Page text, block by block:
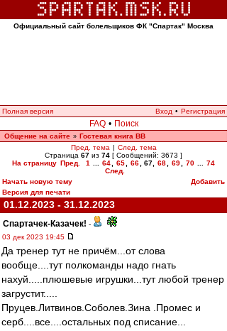
Официальный сайт болельщиков ФК "Спартак" Москва
Полная версия Вход • Регистрация
FAQ • Поиск
Общение на сайте » Гостевая книга ВВ
Пред. тема | След. тема
Страница 67 из 74 [ Сообщений: 3673 ]
На страницу Пред. 1 64 65 66 67 68 69 70
74
След.
Начать новую тему
Добавить
Версия для печати
01.12.2023 - 31.12.2023
Спартачек-Казачек! -
03 дек 2023 19:45
Да тренер тут не причём...от слова
вообще....тут полкоманды надо гнать
нахуй.....плюшевые игрушки...тут любой тренер
загрустит.....
Пруцев.Литвинов.Соболев.Зина .Промес и
серб....все....остальных под списание...